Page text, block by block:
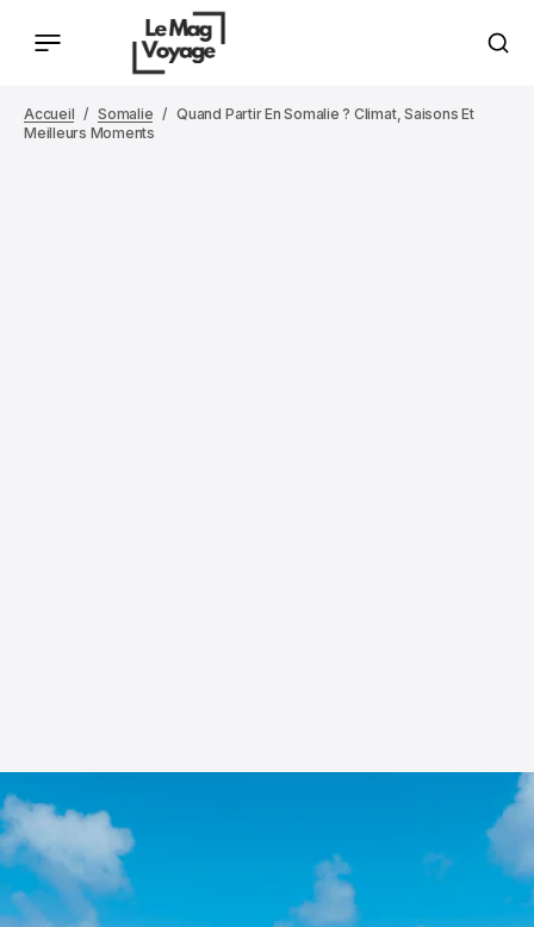
Accueil Somalie
Quand Partir En Somalie ? Climat, Saisons Et
Meilleurs Moments